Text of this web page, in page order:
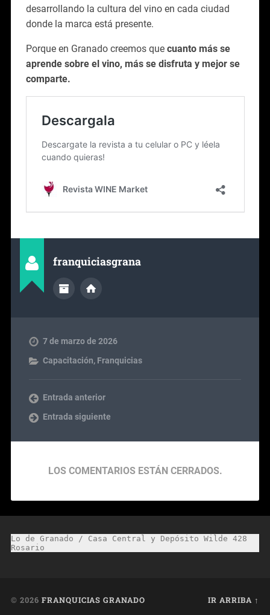
desarrollando la cultura del vino en cada ciudad
donde la marca está presente.
Porque en Granado creemos que cuanto más se
aprende sobre el vino, más se disfruta y mejor se
comparte.
franquiciasgrana
7 de marzo de 2026
Capacitación, Franquicias
Entrada anterior
Entrada siguiente
LOS COMENTARIOS ESTÁN CERRADOS.
Lo de Granado / Casa Central y Depósito Wilde 428
Rosario
© 2026 FRANQUICIAS GRANADO IR ARRIBA ↑